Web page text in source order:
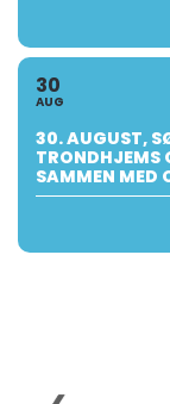
30
AUG
30. AUGUST,
TRONDHJEMS
SAMMEN MED